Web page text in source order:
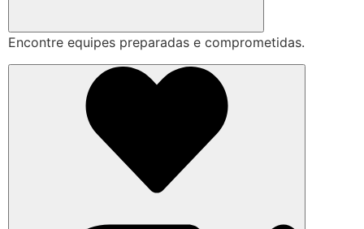
Encontre equipes preparadas e comprometidas.